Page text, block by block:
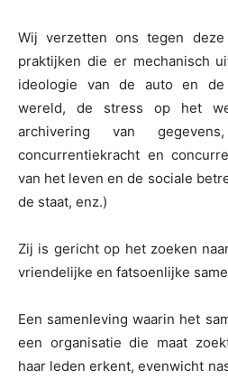
Wij verzetten ons tegen
praktijken die er mechanisch
ideologie van de auto en
wereld, de stress op het
archivering van
concurrentiekracht en
van het leven en de sociale
de staat, enz.)
Zij is gericht op het zoeken
vriendelijke en fatsoenlijke
Een samenleving waarin het
een organisatie die maat
haar leden erkent, evenwicht